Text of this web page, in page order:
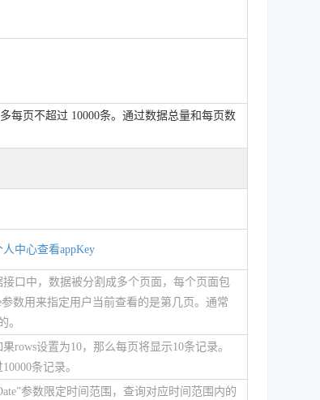
每页不超过 10000条。通过数据总量和每页数
人中心查看appKey
口中，数据被分割成多个页面，每个页面包
数用来指定用户当前查看的是第几页。通常
。
rows设置为10，那么每页将显示10条记录。
条记录。
参数限定时间范围，查询对应时间范围内的